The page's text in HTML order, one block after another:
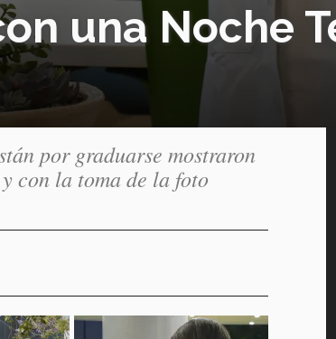
una Noche
por graduarse mostraron
con la toma de la foto